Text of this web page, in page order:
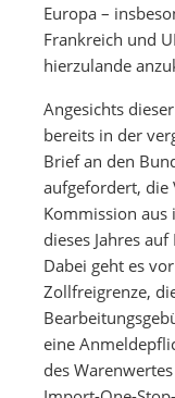
Europa –
Frankreich und
hierzulande
Angesichts
bereits in der
Brief an den
aufgefordert, die
Kommission
dieses Jahres
Dabei geht es
Zollfreigrenze,
eine
des